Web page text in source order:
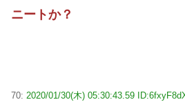
ニートか？
70: 2020/01/30(木) 05:30:43.59